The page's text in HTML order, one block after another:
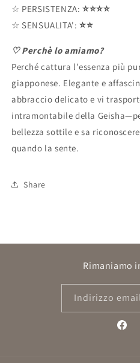
☆ PERSISTENZA: ⭐️⭐️⭐️⭐️
☆ SENSUALITA':⭐️⭐️
♡ Perchè lo amiamo?
Perché cattura l'essenza più
giapponese. Elegante e
abbraccio delicato e vi
intramontabile della
bellezza sottile e sa
quando la sente.
Share
Rimaniamo
Indirizzo email